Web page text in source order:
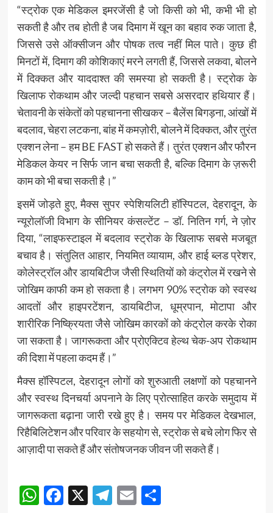
“स्ट्रोक एक मेडिकल इमरजेंसी है जो किसी को भी, कभी भी हो
सकती है और तब होती है जब दिमाग में खून का बहाव रुक जाता है,
जिससे उसे ऑक्सीजन और पोषक तत्व नहीं मिल पाते। कुछ ही
मिनटों में, दिमाग की कोशिकाएं मरने लगती हैं, जिससे लकवा, बोलने
में दिक्कत और याददाश्त की समस्या हो सकती है। स्ट्रोक के
खिलाफ रोकथाम और जल्दी पहचान सबसे असरदार हथियार हैं।
चेतावनी के संकेतों को पहचानना सीखकर – बैलेंस बिगड़ना, आंखों में
बदलाव, चेहरा लटकना, बांह में कमज़ोरी, बोलने में दिक्कत, और तुरंत
एक्शन लेना – हम BE FAST हो सकते हैं। तुरंत एक्शन और फौरन
मेडिकल केयर न सिर्फ जान बचा सकती है, बल्कि दिमाग के ज़रूरी
काम को भी बचा सकती है।”
इसमें जोड़ते हुए, मैक्स सुपर स्पेशियलिटी हॉस्पिटल, देहरादून, के
न्यूरोलॉजी विभाग के सीनियर कंसल्टेंट – डॉ. नितिन गर्ग, ने ज़ोर
दिया, “लाइफस्टाइल में बदलाव स्ट्रोक के खिलाफ सबसे मजबूत
बचाव है। संतुलित आहार, नियमित व्यायाम, और हाई ब्लड प्रेशर,
कोलेस्ट्रॉल और डायबिटीज जैसी स्थितियों को कंट्रोल में रखने से
जोखिम काफी कम हो सकता है। लगभग 90% स्ट्रोक को स्वस्थ
आदतों और हाइपरटेंशन, डायबिटीज, धूम्रपान, मोटापा और
शारीरिक निष्क्रियता जैसे जोखिम कारकों को कंट्रोल करके रोका
जा सकता है। जागरूकता और प्रोएक्टिव हेल्थ चेक-अप रोकथाम
की दिशा में पहला कदम हैं।”
मैक्स हॉस्पिटल, देहरादून लोगों को शुरुआती लक्षणों को पहचानने
और स्वस्थ दिनचर्या अपनाने के लिए प्रोत्साहित करके समुदाय में
जागरूकता बढ़ाना जारी रखे हुए है। समय पर मेडिकल देखभाल,
रिहैबिलिटेशन और परिवार के सहयोग से, स्ट्रोक से बचे लोग फिर से
आज़ादी पा सकते हैं और संतोषजनक जीवन जी सकते हैं।
Post
navigation
WhatsApp
Facebook
X Telegram
EmailShare